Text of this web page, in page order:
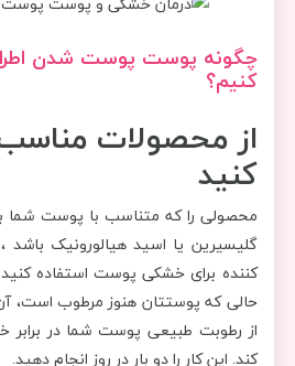
چگونه پوست پوست شدن
کنیم؟
از محصولات
کنید
محصولی را که متناسب با پوست شما
گلیسیرین یا اسید هیالورونیک باشد
کننده برای خشکی پوست استفاده
حالی که پوستتان هنوز مرطوب است، آن
از رطوبت طبیعی پوست شما در
کند. این کار را دو بار در روز انجام دهید.